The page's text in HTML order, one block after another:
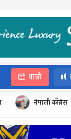
पात्रो
नेपाली काँग्रेस